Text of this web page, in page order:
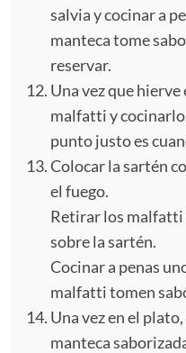
salvia y cocinar a
manteca tome
reservar.
Una vez que hierve
malfatti y
punto justo es
Colocar la sartén
el fuego.
Retirar los malfatti
sobre la sartén.
Cocinar a penas
malfatti tomen
Una vez en el
manteca